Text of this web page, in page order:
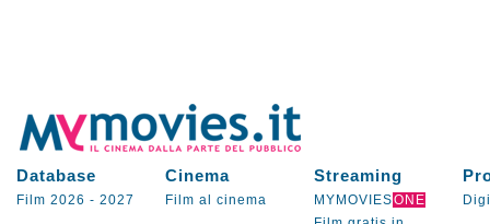
Database Cinema Streaming
Film 2026 - 2027 Film al cinema MYMOVIESONE